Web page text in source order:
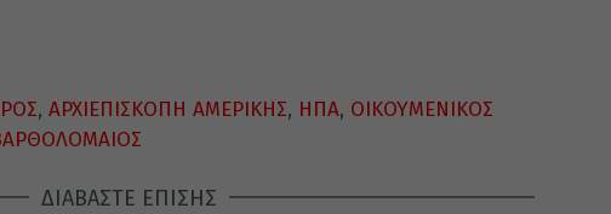
, ΑΡΧΙΕΠΙΣΚΟΠΗ ΑΜΕΡΙΚΗΣ, ΗΠΑ, ΟΙΚΟΥΜΕΝΙΚΟΣ
ΔΙΑΒΑΣΤΕ ΕΠΙΣΗΣ